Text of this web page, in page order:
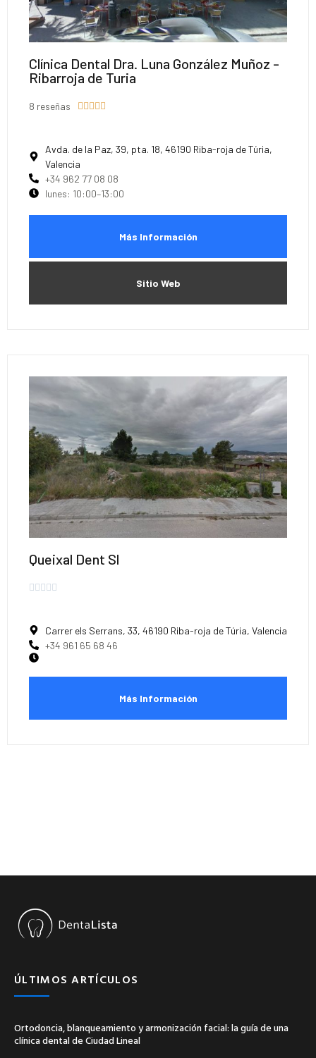
Clínica Dental Dra. Luna González Muñoz -
Ribarroja de Turia
8 reseñas     
Avda. de la Paz, 39, pta. 18, 46190 Riba-roja de Túria,
Valencia
+34 962 77 08 08
lunes: 10:00–13:00
Más Información
Sitio Web
Queixal Dent Sl

Carrer els Serrans, 33, 46190 Riba-roja de Túria, Valencia
+34 961 65 68 46
Más Información
ÚLTIMOS ARTÍCULOS
Ortodoncia, blanqueamiento y armonización facial: la guía de una
clínica dental de Ciudad Lineal